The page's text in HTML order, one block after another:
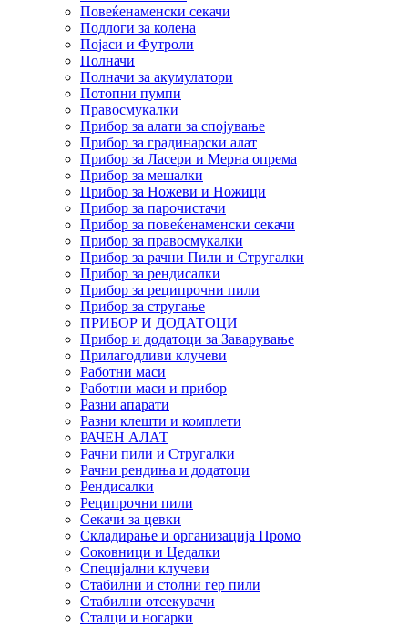
Повеќенаменски секачи
Подлоги за колена
Појаси и Футроли
Полначи
Полначи за акумулатори
Потопни пумпи
Правосмукалки
Прибор за алати за спојување
Прибор за градинарски алат
Прибор за Ласери и Мерна опрема
Прибор за мешалки
Прибор за Ножеви и Ножици
Прибор за парочистачи
Прибор за повеќенаменски секачи
Прибор за правосмукалки
Прибор за рачни Пили и Стругалки
Прибор за рендисалки
Прибор за реципрочни пили
Прибор за стругање
ПРИБОР И ДОДАТОЦИ
Прибор и додатоци за Заварување
Прилагодливи клучеви
Работни маси
Работни маси и прибор
Разни апарати
Разни клешти и комплети
РАЧЕН АЛАТ
Рачни пили и Стругалки
Рачни рендиња и додатоци
Рендисалки
Реципрочни пили
Секачи за цевки
Складирање и организација Промо
Соковници и Цедалки
Специјални клучеви
Стабилни и столни гер пили
Стабилни отсекувачи
Сталци и ногарки